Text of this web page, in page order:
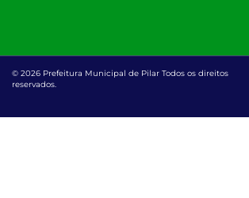
© 2026 Prefeitura Municipal de Pilar Todos os direitos
reservados.